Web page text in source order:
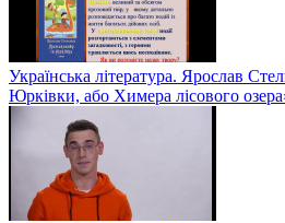
Українська література. Ярослав
Юрківки, або Химера лісового